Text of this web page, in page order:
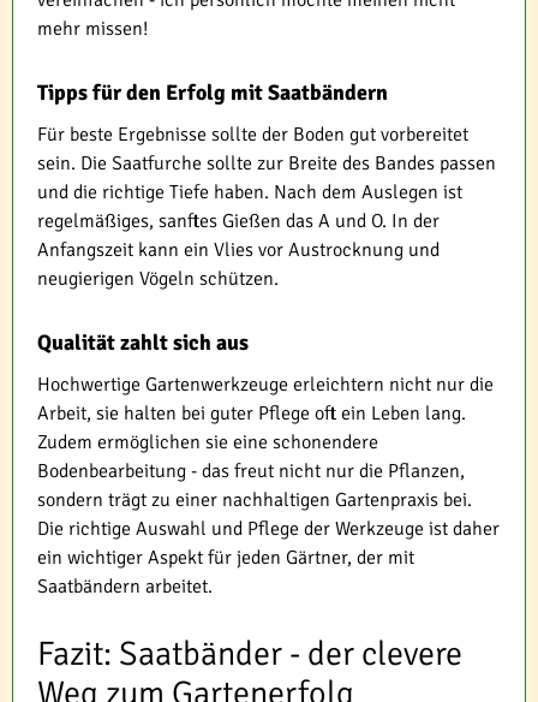
mehr missen!
Tipps für den Erfolg mit Saatbändern
Für beste Ergebnisse sollte der Boden gut vorbereitet
sein. Die Saatfurche sollte zur Breite des Bandes passen
und die richtige Tiefe haben. Nach dem Auslegen ist
regelmäßiges, sanftes Gießen das A und O. In der
Anfangszeit kann ein Vlies vor Austrocknung und
neugierigen Vögeln schützen.
Qualität zahlt sich aus
Hochwertige Gartenwerkzeuge erleichtern nicht nur die
Arbeit, sie halten bei guter Pflege oft ein Leben lang.
Zudem ermöglichen sie eine schonendere
Bodenbearbeitung - das freut nicht nur die Pflanzen,
sondern trägt zu einer nachhaltigen Gartenpraxis bei.
Die richtige Auswahl und Pflege der Werkzeuge ist daher
ein wichtiger Aspekt für jeden Gärtner, der mit
Saatbändern arbeitet.
Fazit: Saatbänder - der clevere
Weg zum Gartenerfolg